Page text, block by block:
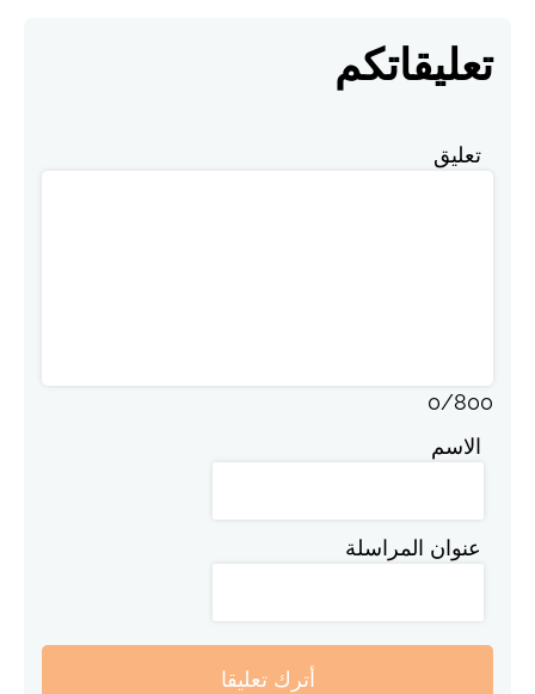
تعليقاتكم
تعليق
0/800
الاسم
عنوان المراسلة
أترك تعليقا